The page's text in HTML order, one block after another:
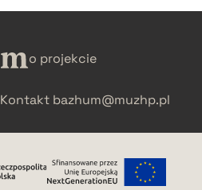
o projekcie
Kontakt bazhum@muzhp.pl